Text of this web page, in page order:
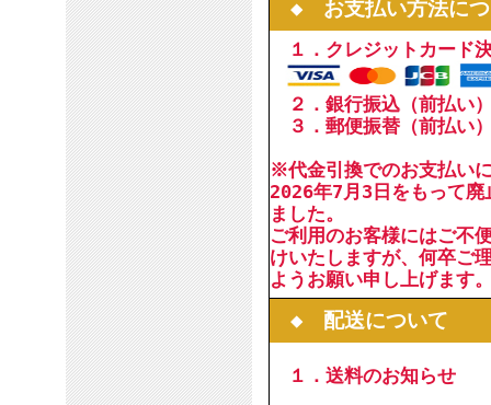
◆ お支払い方法につ
１．クレジットカード
２．銀行振込（前払い
３．郵便振替（前払い
※代金引換でのお支払い
2026年7月3日をもって廃
ました。
ご利用のお客様にはご不
けいたしますが、何卒ご
ようお願い申し上げます
◆ 配送について
１．送料のお知らせ